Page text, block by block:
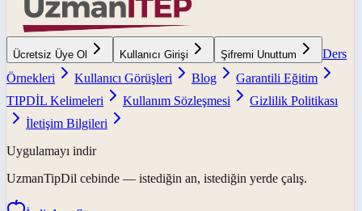
Ücretsiz Üye Ol Kullanıcı Girişi Şifremi Unuttum
Ders
Örnekleri
Kullanıcı Görüşleri Blog
Garantili Eğitim
TIPDİL Kelimeleri
Kullanım Sözleşmesi
Gizlilik Politikası
İletişim Bilgileri
Uygulamayı indir
UzmanTipDil cebinde — istediğin an, istediğin yerde çalış.